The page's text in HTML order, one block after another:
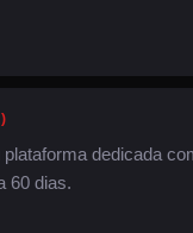
dedicada
60 dias.